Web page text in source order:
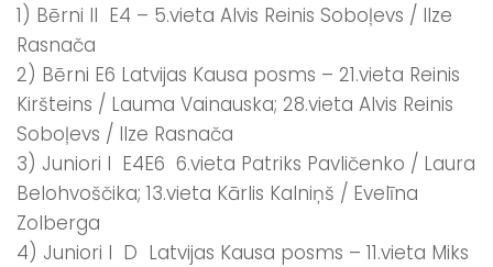
1) Bērni II E4 – 5.vieta Alvis Reinis Soboļevs / Ilze
Rasnača
2) Bērni E6 Latvijas Kausa posms – 21.vieta Reinis
Kiršteins / Lauma Vainauska; 28.vieta Alvis Reinis
Soboļevs / Ilze Rasnača
3) Juniori I E4E6 6.vieta Patriks Pavličenko / Laura
Belohvoščika; 13.vieta Kārlis Kalniņš / Evelīna
Zolberga
4) Juniori I D Latvijas Kausa posms – 11.vieta Miks